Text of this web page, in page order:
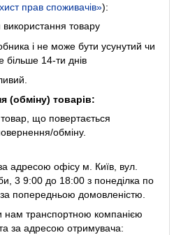
прав споживачів»):
товару
і не може бути усунутий чи
більше 14-ти днів
(обміну) товарів:
що повертається
обміну.
адресою офісу м. Київ, вул.
3 9:00 до 18:00 з понеділка по
попередньою домовленістю.
нам транспортною компанією
за адресою отримувача: